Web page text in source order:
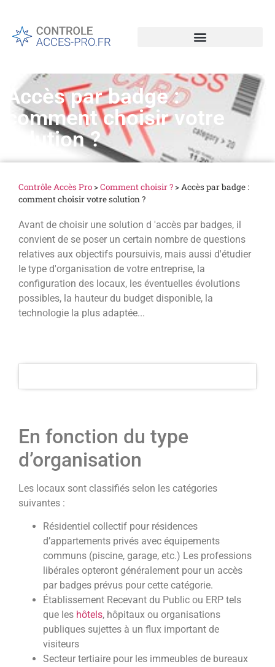
Accès par badge :
comment choisir votre
solution ?
Contrôle Accès Pro>Comment choisir ?>Accès par badge :
comment choisir votre solution ?
Avant de choisir une solution d 'accès par badges, il
convient de se poser un certain nombre de questions
relatives aux objectifs poursuivis, mais aussi d'étudier
le type d'organisation de votre entreprise, la
configuration des locaux, les éventuelles évolutions
possibles, la hauteur du budget disponible, la
technologie la plus adaptée...
En fonction du type
d’organisation
Les locaux sont classifiés selon les catégories
suivantes :
Résidentiel collectif pour résidences
d’appartements privés avec équipements
communs (piscine, garage, etc.) Les professions
libérales opteront généralement pour un accès
par badges prévus pour cette catégorie.
Établissement Recevant du Public ou ERP tels
que les hôtels, hôpitaux ou organisations
publiques sujettes à un flux important de
visiteurs
Secteur tertiaire pour les immeubles de bureaux